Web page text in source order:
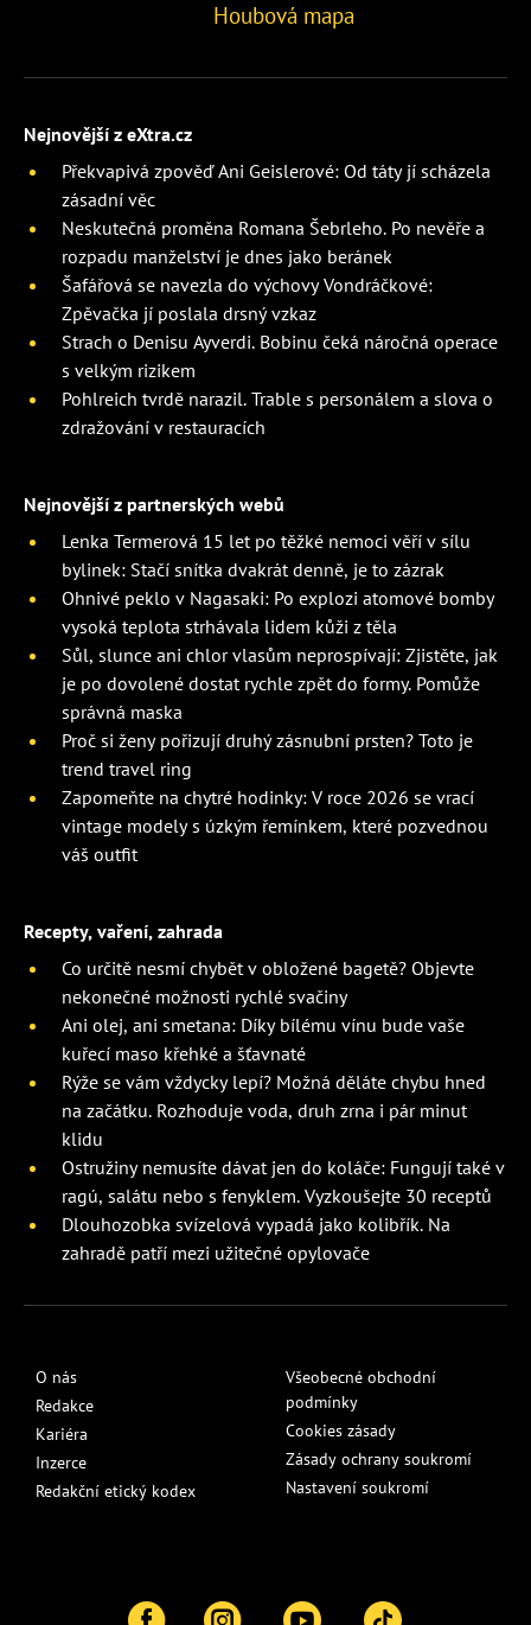
Houbová mapa
Nejnovější z eXtra.cz
Překvapivá zpověď Ani Geislerové: Od táty jí scházela
zásadní věc
Neskutečná proměna Romana Šebrleho. Po nevěře a
rozpadu manželství je dnes jako beránek
Šafářová se navezla do výchovy Vondráčkové:
Zpěvačka jí poslala drsný vzkaz
Strach o Denisu Ayverdi. Bobinu čeká náročná operace
s velkým rizikem
Pohlreich tvrdě narazil. Trable s personálem a slova o
zdražování v restauracích
Nejnovější z partnerských webů
Lenka Termerová 15 let po těžké nemoci věří v sílu
bylinek: Stačí snítka dvakrát denně, je to zázrak
Ohnivé peklo v Nagasaki: Po explozi atomové bomby
vysoká teplota strhávala lidem kůži z těla
Sůl, slunce ani chlor vlasům neprospívají: Zjistěte, jak
je po dovolené dostat rychle zpět do formy. Pomůže
správná maska
Proč si ženy pořizují druhý zásnubní prsten? Toto je
trend travel ring
Zapomeňte na chytré hodinky: V roce 2026 se vrací
vintage modely s úzkým řemínkem, které pozvednou
váš outfit
Recepty, vaření, zahrada
Co určitě nesmí chybět v obložené bagetě? Objevte
nekonečné možnosti rychlé svačiny
Ani olej, ani smetana: Díky bílému vínu bude vaše
kuřecí maso křehké a šťavnaté
Rýže se vám vždycky lepí? Možná děláte chybu hned
na začátku. Rozhoduje voda, druh zrna i pár minut
klidu
Ostružiny nemusíte dávat jen do koláče: Fungují také v
ragú, salátu nebo s fenyklem. Vyzkoušejte 30 receptů
Dlouhozobka svízelová vypadá jako kolibřík. Na
zahradě patří mezi užitečné opylovače
O nás
Redakce
Kariéra
Inzerce
Redakční etický kodex
Všeobecné obchodní
podmínky
Cookies zásady
Zásady ochrany soukromí
Nastavení soukromí